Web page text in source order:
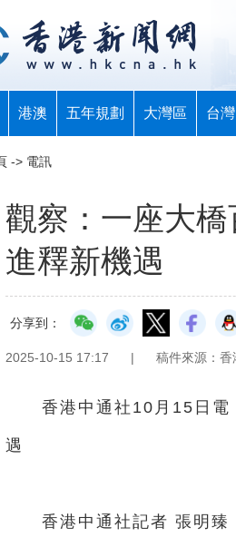
港澳 五年規劃 大灣區 台灣
-> 電訊
觀察：一座大
進釋新機遇
分享到：
2025-10-15 17:17 | 稿件來源：香
香港中通社10月15日電
遇
香港中通社記者 張明臻